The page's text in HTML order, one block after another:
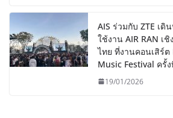
AIS ร่วมกับ ZTE เดิ
ใช้งาน AIR RAN เ
ไทย ที่งานคอนเสิร์
Music Festival ครั้
19/01/2026